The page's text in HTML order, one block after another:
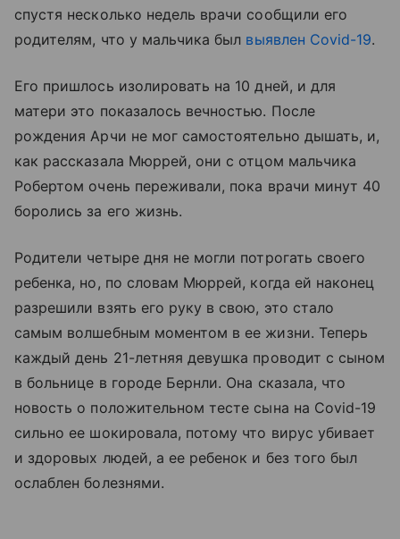
спустя несколько недель врачи сообщили его
родителям, что у мальчика был выявлен Covid-19.
Его пришлось изолировать на 10 дней, и для
матери это показалось вечностью. После
рождения Арчи не мог самостоятельно дышать, и,
как рассказала Мюррей, они с отцом мальчика
Робертом очень переживали, пока врачи минут 40
боролись за его жизнь.
Родители четыре дня не могли потрогать своего
ребенка, но, по словам Мюррей, когда ей наконец
разрешили взять его руку в свою, это стало
самым волшебным моментом в ее жизни. Теперь
каждый день 21-летняя девушка проводит с сыном
в больнице в городе Бернли. Она сказала, что
новость о положительном тесте сына на Covid-19
сильно ее шокировала, потому что вирус убивает
и здоровых людей, а ее ребенок и без того был
ослаблен болезнями.